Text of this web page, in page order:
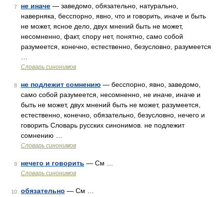
7 не иначе — заведомо, обязательно, натурально,
наверняка, бесспорно, явно, что и говорить, иначе и быть
не может, ясное дело, двух мнений быть не может,
несомненно, факт, спору нет, понятно, само собой
разумеется, конечно, естественно, безусловно, разумеется
Словарь синонимов
8 не подлежит сомнению — бесспорно, явно, заведомо,
само собой разумеется, несомненно, не иначе, иначе и
быть не может, двух мнений быть не может, разумеется,
естественно, конечно, обязательно, безусловно, нечего и
говорить Словарь русских синонимов. не подлежит
сомнению …
Словарь синонимов
9 нечего и говорить — См …
Словарь синонимов
10 обязательно — См …